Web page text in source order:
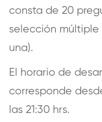
consta de 20
selección
una).
El horario de
corresponde
las 21:30 hrs.